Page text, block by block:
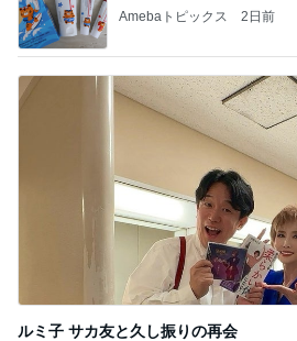
Amebaトピックス 2日前
ルミ子 サカ友と久し振りの再会